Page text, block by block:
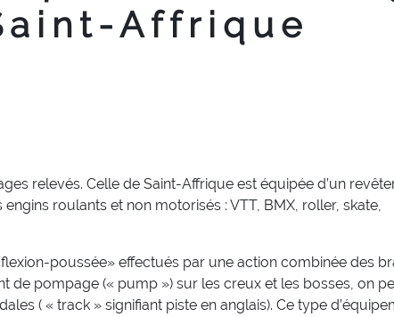
Affrique
relevés. Celle de Saint-Affrique est équipée d’un
roulants et non motorisés : VTT, BMX, roller, skate,
poussée» effectués par une action combinée des
de pompage (« pump ») sur les creux et les bosses, on
( « track » signifiant piste en anglais). Ce type